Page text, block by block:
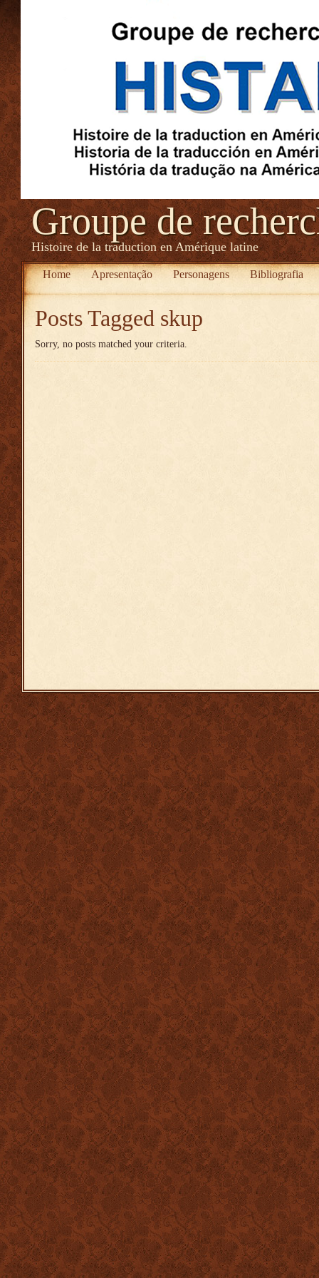
Groupe de
Histoire de la traduction en Amérique latine
Home Apresentação Personagens Bibliografia
Posts Tagged skup
Sorry, no posts matched your criteria.